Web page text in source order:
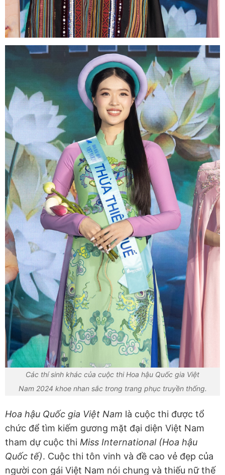
Các thí sinh khác của cuộc thi Hoa hậu Quốc gia Việt
Nam 2024 khoe nhan sắc trong trang phục truyền thống.
Hoa hậu Quốc gia Việt Nam là cuộc thi được tổ
chức để tìm kiếm gương mặt đại diện Việt Nam
tham dự cuộc thi Miss International (Hoa hậu
Quốc tế). Cuộc thi tôn vinh và đề cao vẻ đẹp của
người con gái Việt Nam nói chung và thiếu nữ thế